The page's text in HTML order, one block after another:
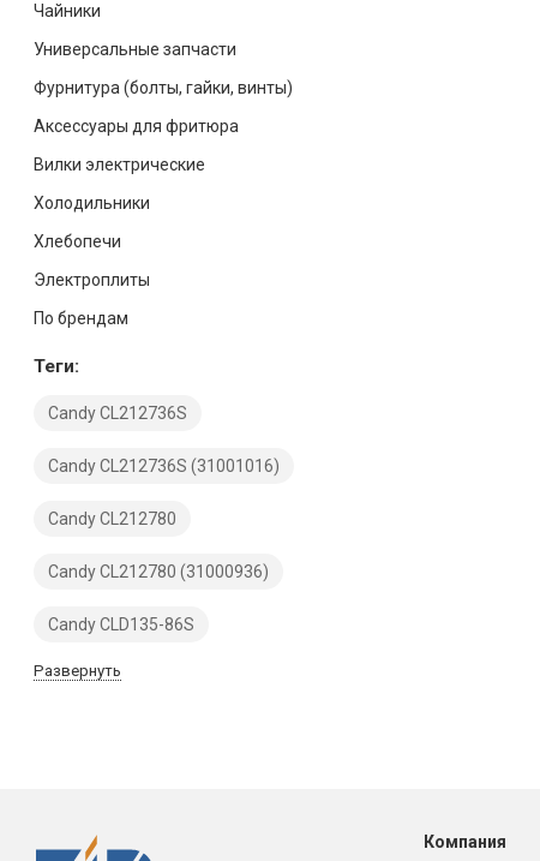
Чайники
Универсальные запчасти
Фурнитура (болты, гайки, винты)
Аксессуары для фритюра
Вилки электрические
Холодильники
Хлебопечи
Электроплиты
По брендам
Теги:
Candy CL212736S
Candy CL212736S (31001016)
Candy CL212780
Candy CL212780 (31000936)
Candy CLD135-86S
Развернуть
Компания